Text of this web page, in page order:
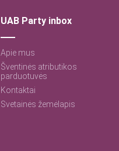
UAB Party inbox
Apie mus
Šventinės atributikos
parduotuvės
Kontaktai
Svetainės žemėlapis